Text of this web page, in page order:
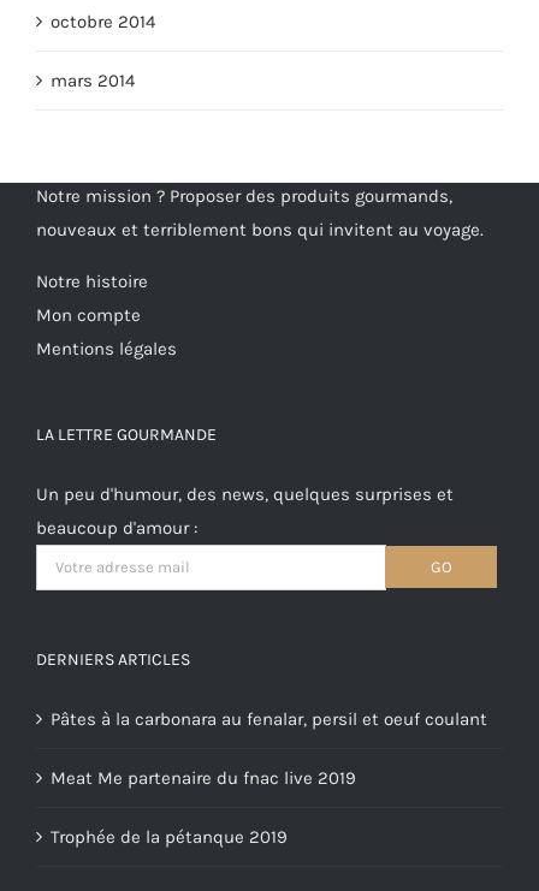
octobre 2014
mars 2014
Notre mission ? Proposer des produits gourmands,
nouveaux et terriblement bons qui invitent au voyage.
Notre histoire
Mon compte
Mentions légales
LA LETTRE GOURMANDE
Un peu d'humour, des news, quelques surprises et
beaucoup d'amour :
DERNIERS ARTICLES
Pâtes à la carbonara au fenalar, persil et oeuf coulant
Meat Me partenaire du fnac live 2019
Trophée de la pétanque 2019